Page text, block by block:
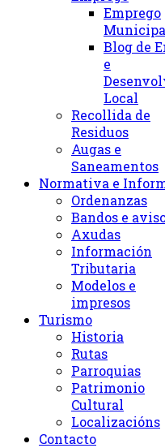
Emprego
Blog de
e
Local
Recollida de
Residuos
Augas e
Saneamentos
Normativa e
Ordenanzas
Bandos e
Axudas
Información
Tributaria
Modelos e
impresos
Turismo
Historia
Rutas
Parroquias
Patrimonio
Cultural
Localizacións
Contacto